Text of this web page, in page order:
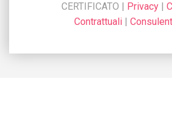
CERTIFICATO
Privacy
Contrattuali|